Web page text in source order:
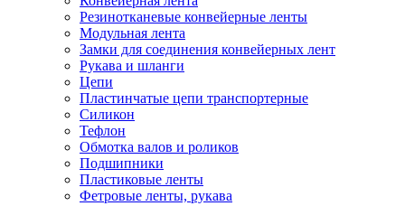
Резинотканевые конвейерные ленты
Модульная лента
Замки для соединения конвейерных лент
Рукава и шланги
Цепи
Пластинчатые цепи транспортерные
Силикон
Тефлон
Обмотка валов и роликов
Подшипники
Пластиковые ленты
Фетровые ленты, рукава